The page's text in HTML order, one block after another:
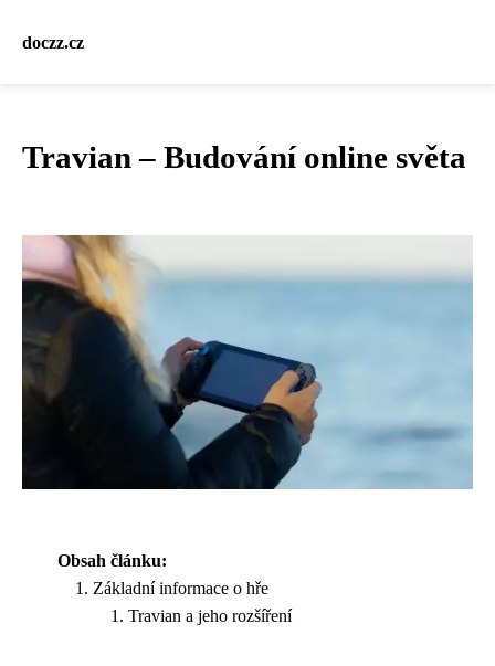
doczz.cz
Travian – Budování online světa
Obsah článku:
Základní informace o hře
Travian a jeho rozšíření